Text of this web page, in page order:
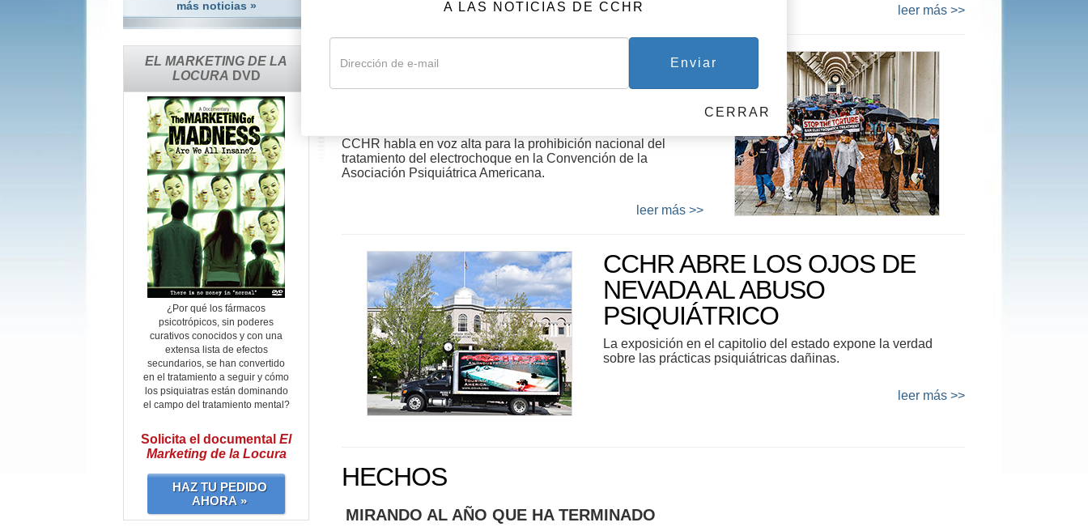
leer más >>
CCHR DEMANDA QUE LOS
PSIQUIATRAS PROHÍBAN LA
CCHR habla en voz alta para la prohibición nacional del
tratamiento del electrochoque en la Convención de la
Asociación Psiquiátrica Americana.
leer más >>
CCHR ABRE LOS OJOS DE
NEVADA AL ABUSO
PSIQUIÁTRICO
La exposición en el capitolio del estado expone la verdad
sobre las prácticas psiquiátricas dañinas.
leer más >>
HECHOS
MIRANDO AL AÑO QUE HA TERMINADO
más noticias »
EL MARKETING DE LA
LOCURA DVD
¿Por qué los fármacos
psicotrópicos, sin poderes
curativos conocidos y con una
extensa lista de efectos
secundarios, se han convertido
en el tratamiento a seguir y cómo
los psiquiatras están dominando
el campo del tratamiento mental?
Solicita el documental El
Marketing de la Locura
HAZ TU PEDIDO
AHORA »
A LAS NOTICIAS DE CCHR
Enviar
CERRAR